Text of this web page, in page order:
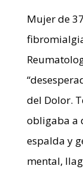
Mujer de
del Dolor.
obligaba a
espalda y
mental,